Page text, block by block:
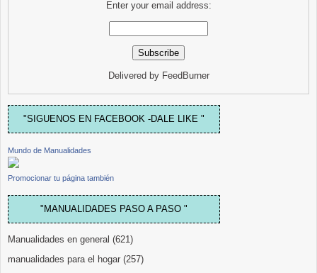
Enter your email address:
Delivered by FeedBurner
"SIGUENOS EN FACEBOOK -DALE LIKE "
Mundo de Manualidades
Promocionar tu página también
"MANUALIDADES PASO A PASO "
Manualidades en general (621)
manualidades para el hogar (257)